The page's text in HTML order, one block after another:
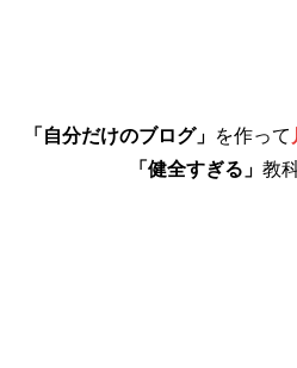
「自分だけのブログ」 を作って
「健全すぎる」 教